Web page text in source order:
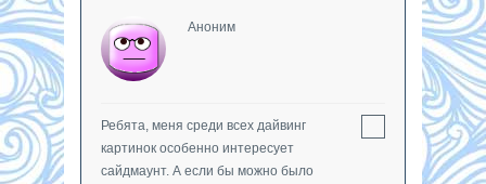
Аноним
Ребята, меня среди всех дайвинг
картинок особенно интересует
сайдмаунт. А если бы можно было